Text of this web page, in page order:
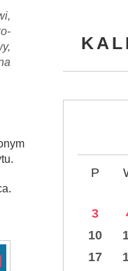
P
3
10
17